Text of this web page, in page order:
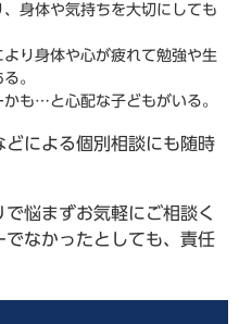
身体や気持ちを大切にしても
り身体や心が疲れて勉強や生
。
も…と心配な子どもがいる。
による個別相談にも随時
悩まずお気軽にご相談く
なかったとしても、責任